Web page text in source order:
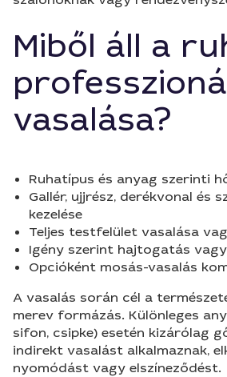
Miből áll a
vasalása?
Ruhatípus és anyag szerinti
Gallér, ujjrész, derékvonal és
kezelése
Teljes testfelület vasalása
Igény szerint hajtogatás
Opcióként mosás-vasalás
A vasalás során cél a
merev formázás. Különleges
sifon, csipke) esetén kizárólag
indirekt vasalást alkalmaznak,
nyomódást vagy elszíneződést.